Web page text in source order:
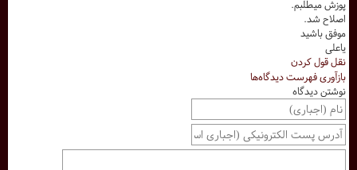
پوزش میطلبم.
اصلاح شد.
موفق باشید
یاعلی
نقل قول کردن
بازآوری فهرست دیدگاه‌ها
نوشتن دیدگاه